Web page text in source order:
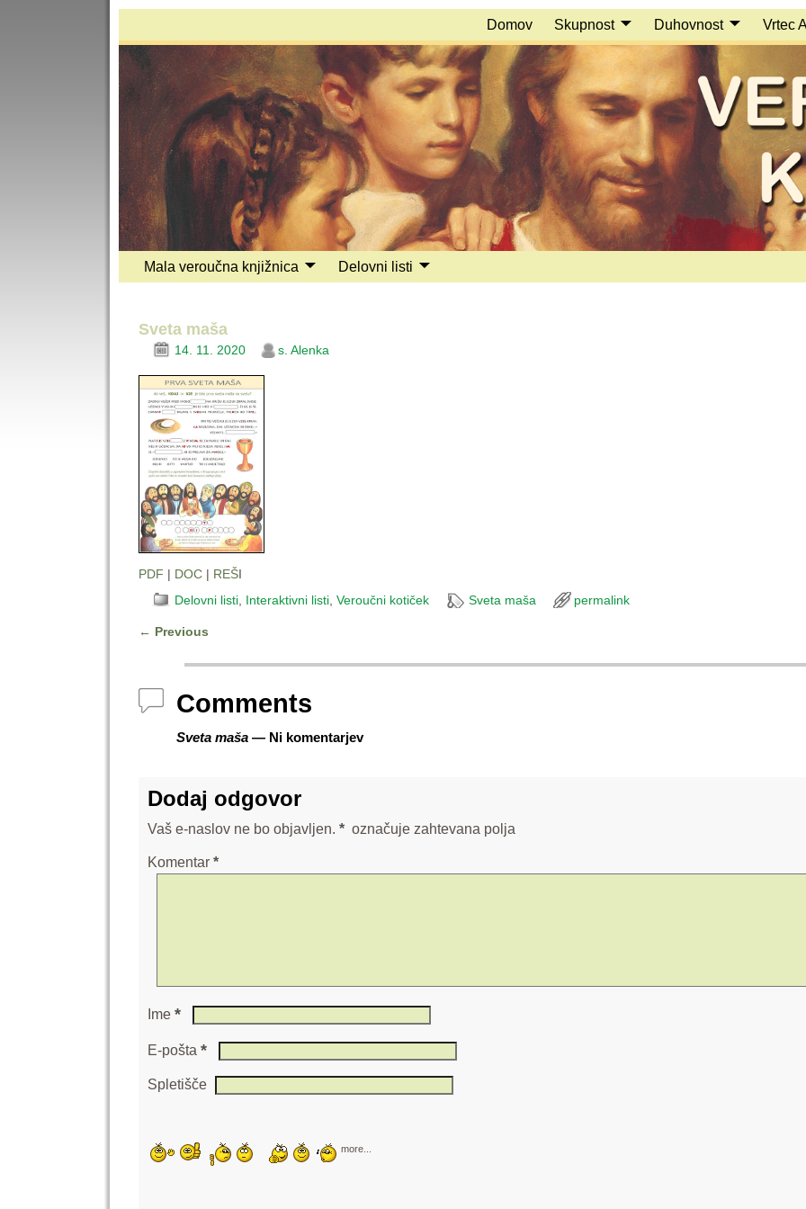
Domov Skupnost Duhovnost Vrtec
Mala veroučna knjižnica Delovni listi
Sveta maša
14. 11. 2020 s. Alenka
PDF | DOC| REŠI
Delovni listi, Interaktivni listi, Veroučni kotiček Sveta maša permalink
← Previous
Comments
Sveta maša— Ni komentarjev
Dodaj odgovor
Vaš e-naslov ne bo objavljen. * označuje zahtevana polja
Komentar *
Ime *
E-pošta *
Spletišče
more...